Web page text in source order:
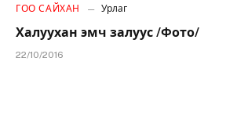
ГОО САЙХАН Урлаг
Халуухан эмч залуус /Фото/
22/10/2016